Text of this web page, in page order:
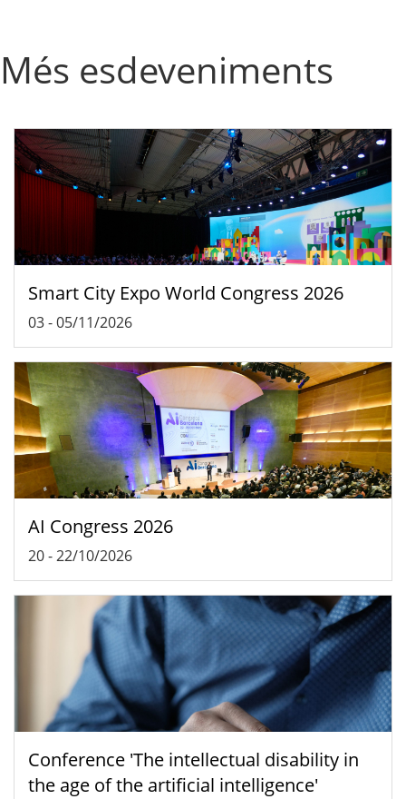
Més esdeveniments
Smart City Expo World Congress 2026
03-05/11/2026
AI Congress 2026
20-22/10/2026
Conference 'The intellectual disability in
the age of the artificial intelligence'